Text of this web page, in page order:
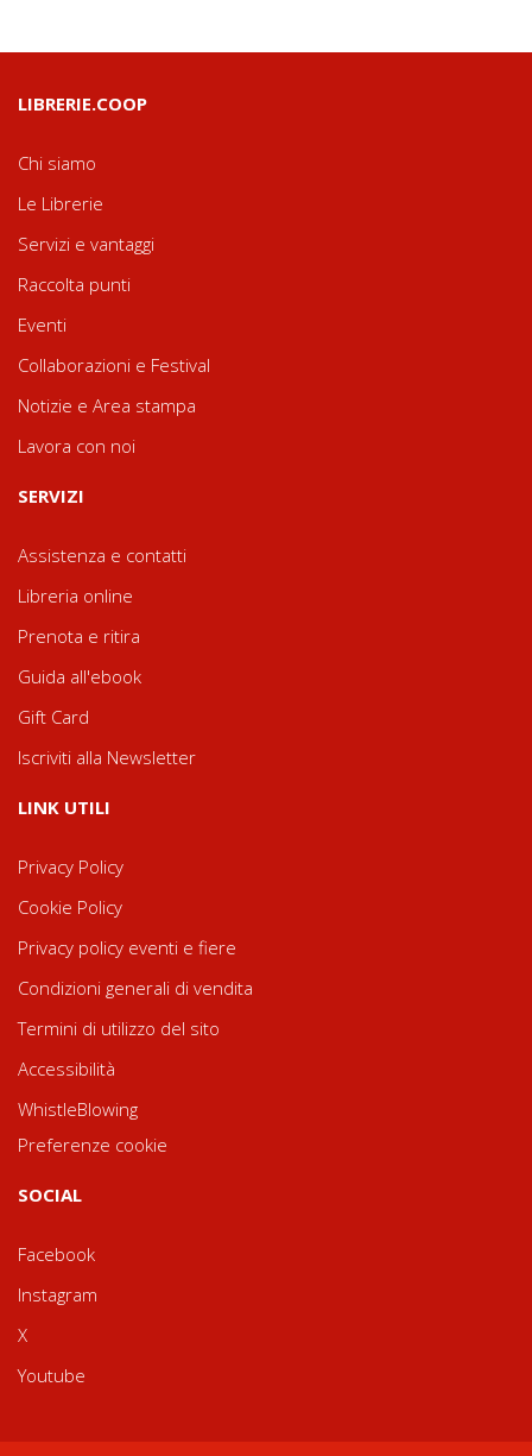
LIBRERIE.COOP
Chi siamo
Le Librerie
Servizi e vantaggi
Raccolta punti
Eventi
Collaborazioni e Festival
Notizie e Area stampa
Lavora con noi
SERVIZI
Assistenza e contatti
Libreria online
Prenota e ritira
Guida all'ebook
Gift Card
Iscriviti alla Newsletter
LINK UTILI
Privacy Policy
Cookie Policy
Privacy policy eventi e fiere
Condizioni generali di vendita
Termini di utilizzo del sito
Accessibilità
WhistleBlowing
Preferenze cookie
SOCIAL
Facebook
Instagram
X
Youtube